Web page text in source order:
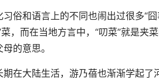
和语言上的不同也闹出过很多“囧
，而在当地方言中，“叨菜”就是夹
的意思。
大陆生活，游乃蓓也渐渐学起了